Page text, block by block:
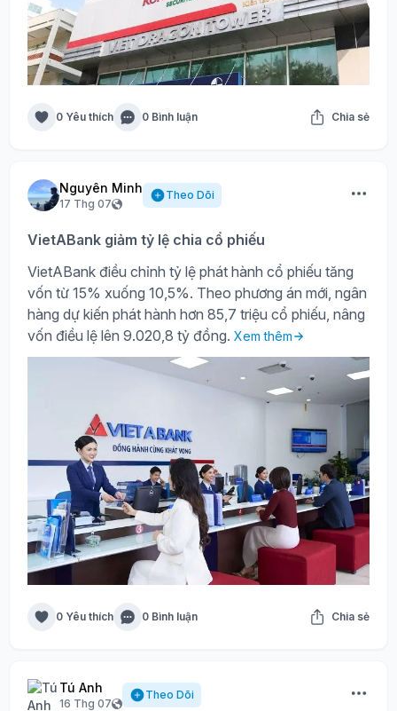
0 Yêu thích 0 Bình luận Chia sẻ
Nguyên Minh
17 Thg 07
Theo Dõi
VietABank giảm tỷ lệ chia cổ phiếu
VietABank điều chỉnh tỷ lệ phát hành cổ phiếu tăng
vốn từ 15% xuống 10,5%. Theo phương án mới, ngân
hàng dự kiến phát hành hơn 85,7 triệu cổ phiếu, nâng
vốn điều lệ lên 9.020,8 tỷ đồng. Xem thêm
0 Yêu thích 0 Bình luận Chia sẻ
Tú Anh
16 Thg 07
Theo Dõi